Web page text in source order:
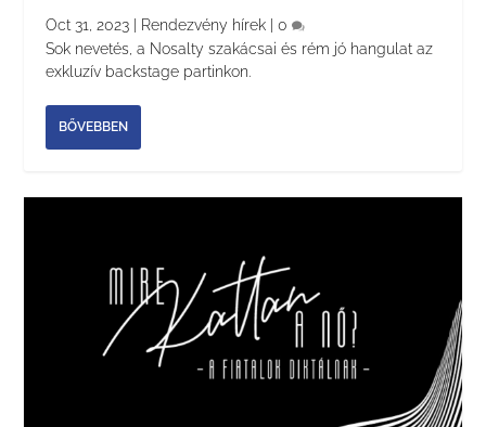
Oct 31, 2023 Rendezvény hírek |0
Sok nevetés, a Nosalty szakácsai és rém jó hangulat az
exkluzív backstage partinkon.
BŐVEBBEN